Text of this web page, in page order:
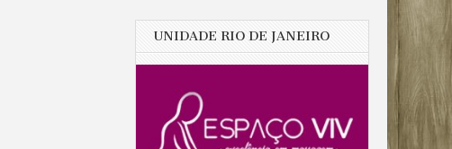
UNIDADE RIO DE JANEIRO